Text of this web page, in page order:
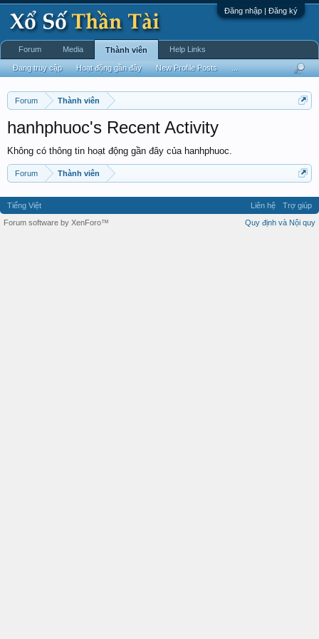
Đăng nhập | Đăng ký
Forum Thành viên
hanhphuoc's Recent Activity
Không có thông tin hoạt động gần đây của hanhphuoc.
Forum Thành viên
Forum Media Thành viên
Đang truy cập Hoạt động gần đây New Profile Posts
Help Links
Tiếng Việt Liên hệ
Trợ giúp
Quy định và Nội quy
Forum software by XenForo™